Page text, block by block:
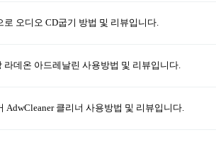
로 오디오 CD굽기 방법 및 리뷰입니다.
라데온 아드레날린 사용방법 및 리뷰입니다.
AdwCleaner 클리너 사용방법 및 리뷰입니다.